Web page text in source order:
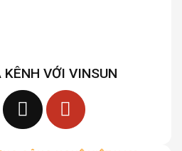
VỚI VINSUN